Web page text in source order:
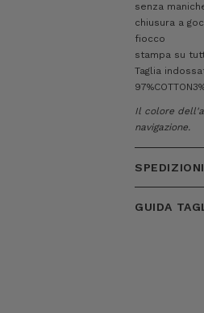
senza
chiusura a
fiocco
stampa su
Taglia
Il colore
navigazione.
GUIDA